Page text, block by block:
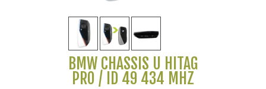
BMW CHÂSSIS U HITAG
PRO / ID 49 434 MHZ